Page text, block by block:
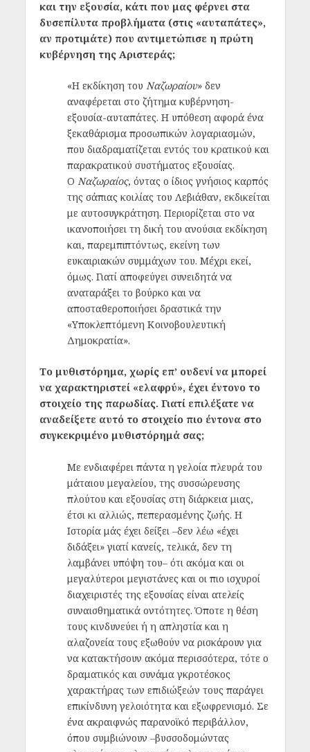
και την εξουσία, κάτι που μας φέρνει στα
δυσεπίλυτα προβλήματα (στις «αυταπάτες»,
αν προτιμάτε) που αντιμετώπισε η πρώτη
κυβέρνηση της Αριστεράς;
«Η εκδίκηση του Ναζωραίου» δεν
αναφέρεται στο ζήτημα κυβέρνηση-
εξουσία-αυταπάτες. Η υπόθεση αφορά ένα
ξεκαθάρισμα προσωπικών λογαριασμών,
που διαδραματίζεται εντός του κρατικού και
παρακρατικού συστήματος εξουσίας.
Ο Ναζωραίος, όντας ο ίδιος γνήσιος καρπός
της σάπιας κοιλίας του Λεβιάθαν, εκδικείται
με αυτοσυγκράτηση. Περιορίζεται στο να
ικανοποιήσει τη δική του ανούσια εκδίκηση
και, παρεμπιπτόντως, εκείνη των
ευκαιριακών συμμάχων του. Μέχρι εκεί,
όμως. Γιατί αποφεύγει συνειδητά να
αναταράξει το βούρκο και να
αποσταθεροποιήσει δραστικά την
«Υποκλεπτόμενη Κοινοβουλευτική
Δημοκρατία».
Το μυθιστόρημα, χωρίς επ’ ουδενί να μπορεί
να χαρακτηριστεί «ελαφρύ», έχει έντονο το
στοιχείο της παρωδίας. Γιατί επιλέξατε να
αναδείξετε αυτό το στοιχείο πιο έντονα στο
συγκεκριμένο μυθιστόρημά σας;
Με ενδιαφέρει πάντα η γελοία πλευρά του
μάταιου μεγαλείου, της συσσώρευσης
πλούτου και εξουσίας στη διάρκεια μιας,
έτσι κι αλλιώς, πεπερασμένης ζωής. Η
Ιστορία μάς έχει δείξει ‒δεν λέω «έχει
διδάξει» γιατί κανείς, τελικά, δεν τη
λαμβάνει υπόψη του‒ ότι ακόμα και οι
μεγαλύτεροι μεγιστάνες και οι πιο ισχυροί
διαχειριστές της εξουσίας είναι ατελείς
συναισθηματικά οντότητες. Όποτε η θέση
τους κινδυνεύει ή η απληστία και η
αλαζονεία τους εξωθούν να ρισκάρουν για
να κατακτήσουν ακόμα περισσότερα, τότε ο
δραματικός και συνάμα γκροτέσκος
χαρακτήρας των επιδιώξεών τους παράγει
επικίνδυνη γελοιότητα και εξωφρενισμό. Σε
ένα ακραιφνώς παρανοϊκό περιβάλλον,
όπου συμβιώνουν ‒βυσσοδομώντας